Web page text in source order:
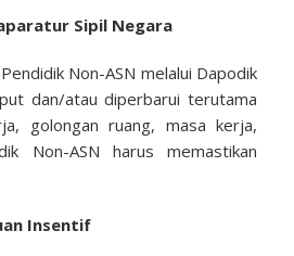
Sipil Negara
Non-ASN melalui Dapodik
dan/atau diperbarui terutama
golongan ruang, masa kerja,
Non-ASN harus memastikan
Insentif